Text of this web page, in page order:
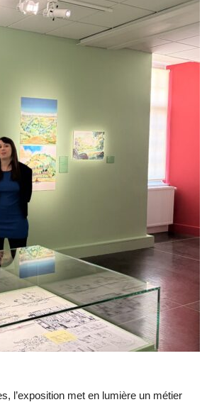
–
Hebdo39
l’exposition met en lumière un métier